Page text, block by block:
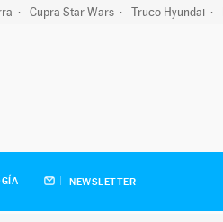
Cupra Star Wars Truco Hyundai
NEWSLETTER